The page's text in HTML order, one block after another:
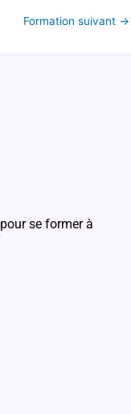
Formation suivant →
se former à